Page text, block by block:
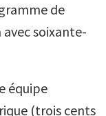
de
soixante-
équipe
(trois cents